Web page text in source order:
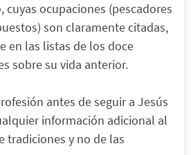
cuyas ocupaciones (pescadores
son claramente citadas,
en las listas de los doce
sobre su vida anterior.
antes de seguir a Jesús
información adicional al
tradiciones y no de las